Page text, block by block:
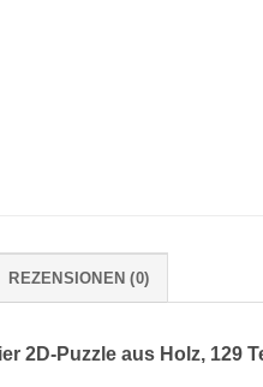
REZENSIONEN (0)
2D-Puzzle aus Holz, 129